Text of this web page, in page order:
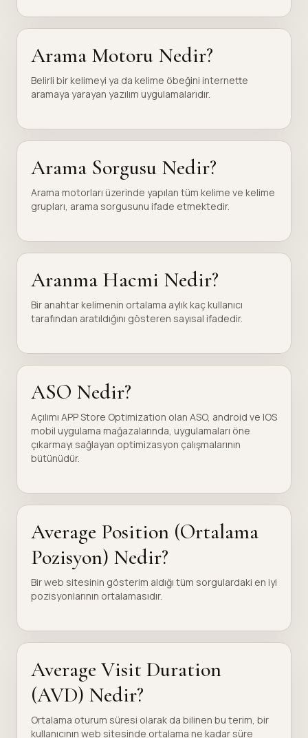
Arama Motoru Nedir?
Belirli bir kelimeyi ya da kelime öbeğini internette
aramaya yarayan yazılım uygulamalarıdır.
Arama Sorgusu Nedir?
Arama motorları üzerinde yapılan tüm kelime ve kelime
grupları, arama sorgusunu ifade etmektedir.
Aranma Hacmi Nedir?
Bir anahtar kelimenin ortalama aylık kaç kullanıcı
tarafından aratıldığını gösteren sayısal ifadedir.
ASO Nedir?
Açılımı APP Store Optimization olan ASO, android ve IOS
mobil uygulama mağazalarında, uygulamaları öne
çıkarmayı sağlayan optimizasyon çalışmalarının
bütünüdür.
Average Position (Ortalama
Pozisyon) Nedir?
Bir web sitesinin gösterim aldığı tüm sorgulardaki en iyi
pozisyonlarının ortalamasıdır.
Average Visit Duration
(AVD) Nedir?
Ortalama oturum süresi olarak da bilinen bu terim, bir
kullanıcının web sitesinde ortalama ne kadar süre